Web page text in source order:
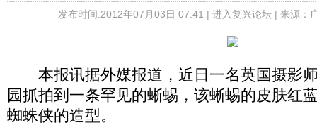
发布时间:2012年07月03日 07:41 | 进入复兴论坛| 来源：
本报讯据外媒报道，近日一名英国摄影
园抓拍到一条罕见的蜥蜴，该蜥蜴的皮肤红
蜘蛛侠的造型。